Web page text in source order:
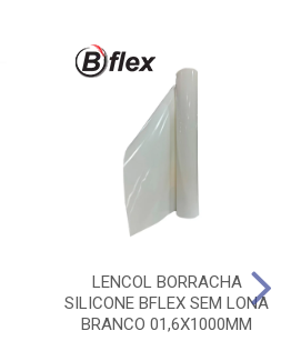
LENCOL BORRACHA
SILICONE BFLEX SEM LONA
BRANCO 01,6X1000MM